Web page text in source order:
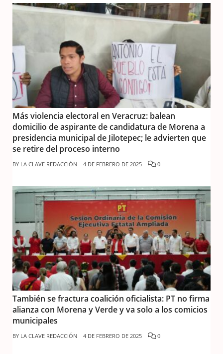
Más violencia electoral en Veracruz: balean
domicilio de aspirante de candidatura de Morena a
presidencia municipal de Jilotepec; le advierten que
se retire del proceso interno
BY LA CLAVE REDACCIÓN 4 DE FEBRERO DE 2025 0
También se fractura coalición oficialista: PT no firma
alianza con Morena y Verde y va solo a los comicios
municipales
BY LA CLAVE REDACCIÓN 4 DE FEBRERO DE 2025 0